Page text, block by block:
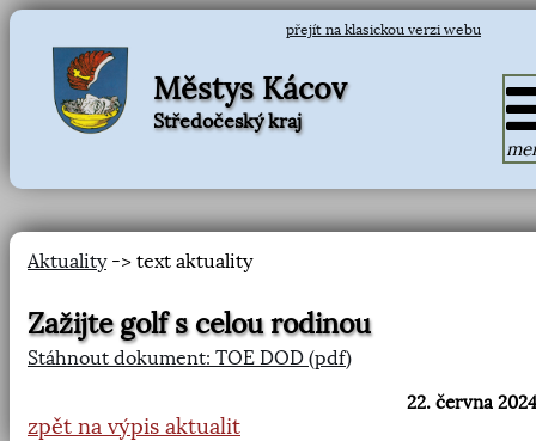
přejít na klasickou verzi webu
Městys Kácov
Středočeský kraj
Aktuality-> text aktuality
Zažijte golf s celou rodinou
Stáhnout dokument: TOE DOD (pdf)
22. června
zpět na výpis aktualit